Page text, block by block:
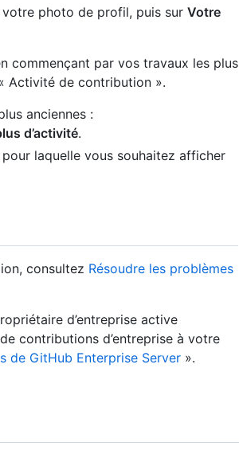
votre photo de profil, puis sur Votre
commençant par vos travaux les plus
Activité de contribution ».
anciennes :
d’activité.
laquelle vous souhaitez afficher
consultez Résoudre les problèmes
d’entreprise active
contributions d’entreprise à votre
de GitHub Enterprise Server ».